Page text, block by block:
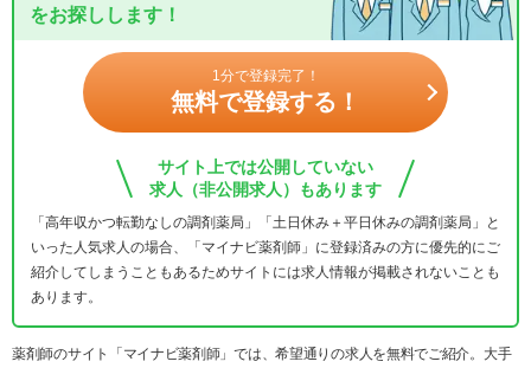
をお探しします！
1分で登録完了！
無料で登録する！
サイト上では公開していない
求人（非公開求人）もあります
「高年収かつ転勤なしの調剤薬局」「土日休み＋平日休みの調剤薬局」と
いった人気求人の場合、「マイナビ薬剤師」に登録済みの方に優先的にご
紹介してしまうこともあるためサイトには求人情報が掲載されないことも
あります。
薬剤師のサイト「マイナビ薬剤師」では、希望通りの求人を無料でご紹介。大手